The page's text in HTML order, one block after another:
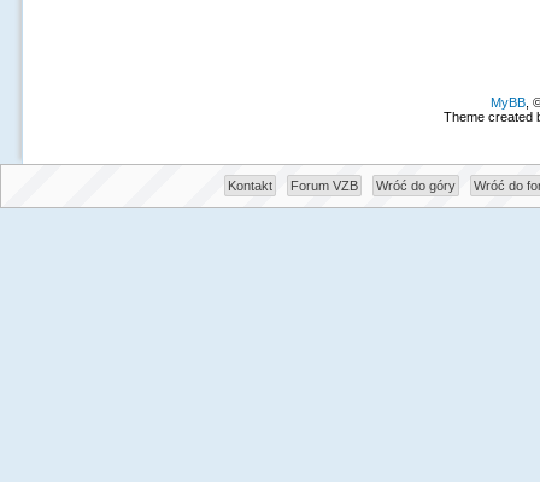
MyBB,
Theme created
Kontakt Forum VZB Wróć do góry Wróć do